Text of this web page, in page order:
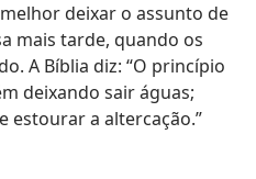
melhor deixar o assunto de
mais tarde, quando os
A Bíblia diz: “O princípio
deixando sair águas;
estourar a altercação.”